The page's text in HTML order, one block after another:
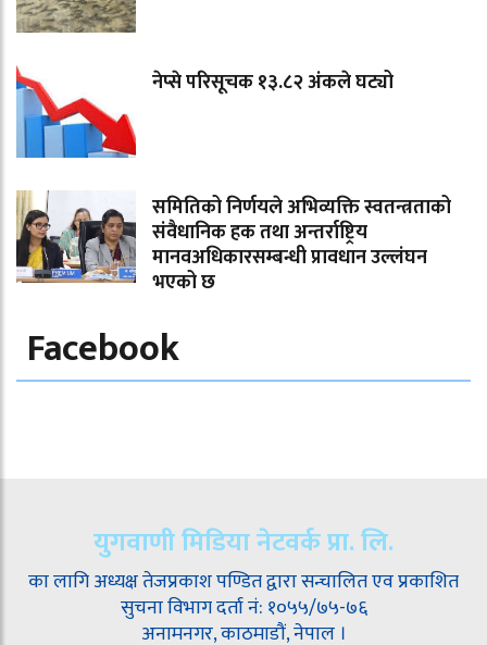
नेप्से परिसूचक १३.८२ अंकले घट्यो
समितिको निर्णयले अभिव्यक्ति स्वतन्त्रताको
संवैधानिक हक तथा अन्तर्राष्ट्रिय
मानवअधिकारसम्बन्धी प्रावधान उल्लंघन
भएको छ
Facebook
युगवाणी मिडिया नेटवर्क प्रा. लि.
का लागि अध्यक्ष तेजप्रकाश पण्डित द्वारा सन्चालित एव प्रकाशित
सुचना विभाग दर्ता नं: १०५५/७५-७६
अनामनगर, काठमाडौं, नेपाल ।